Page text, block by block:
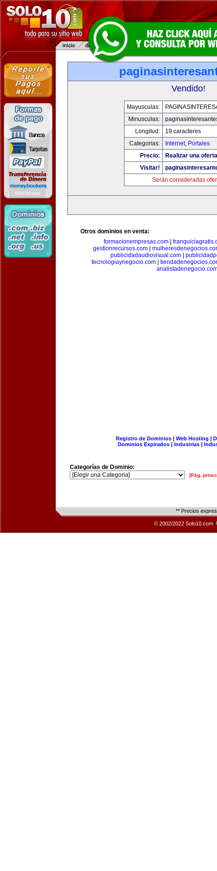
Vendido!
Mayusculas:
Minusculas:
Longitud:
19 caracteres
Categorias:
Internet, Portales
Precio:
Realizar una
Visitar!
Serán consideradas
Otros dominios en venta:
formacionempresas.com|
gestionrecursos.com|
publicidadaudiovisual.com|
tecnologiaynegocio.com
Registro de Dominios| Web Hosting |
Dominios Expirados | Industrias |
Categorías de Dominio:
[Pág.
** Precios
© 2002/2022 Solo10.com